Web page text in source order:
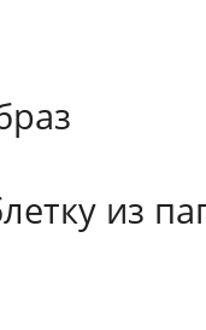
из